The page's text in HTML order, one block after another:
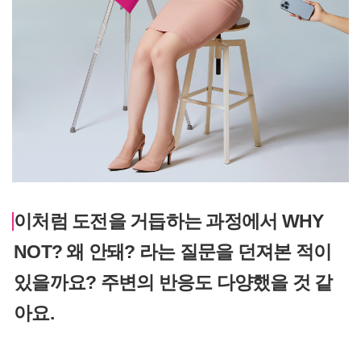
이처럼 도전을 거듭하는 과정에서 WHY
NOT? 왜 안돼? 라는 질문을 던져본 적이
있을까요? 주변의 반응도 다양했을 것 같
아요.